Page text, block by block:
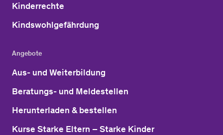
Kinderrechte
Kindswohlgefährdung
Angebote
Aus- und Weiterbildung
Beratungs- und Meldestellen
Herunterladen & bestellen
Kurse Starke Eltern – Starke Kinder